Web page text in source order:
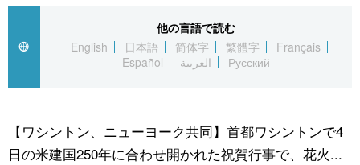
Русский
経済・ビジネス
国際
文化
トップ
アーカイブ
In-depth
Japan Data
動画/Live
スポーツ・東京2020
他の言語で読む
English
日本語 简体字 繁體字
Français
Español
العربية Русский
【ワシントン、ニューヨーク共同】首都ワシントンで4
日の米建国250年に合わせ開かれた祝賀行事で、花火...